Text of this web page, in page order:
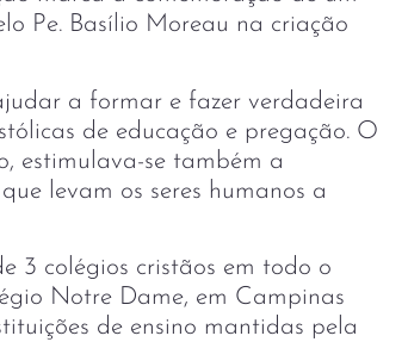
Pe. Basílio Moreau na criação
a formar e fazer verdadeira
de educação e pregação. O
estimulava-se também a
levam os seres humanos a
3 colégios cristãos em todo o
Notre Dame, em Campinas
de ensino mantidas pela